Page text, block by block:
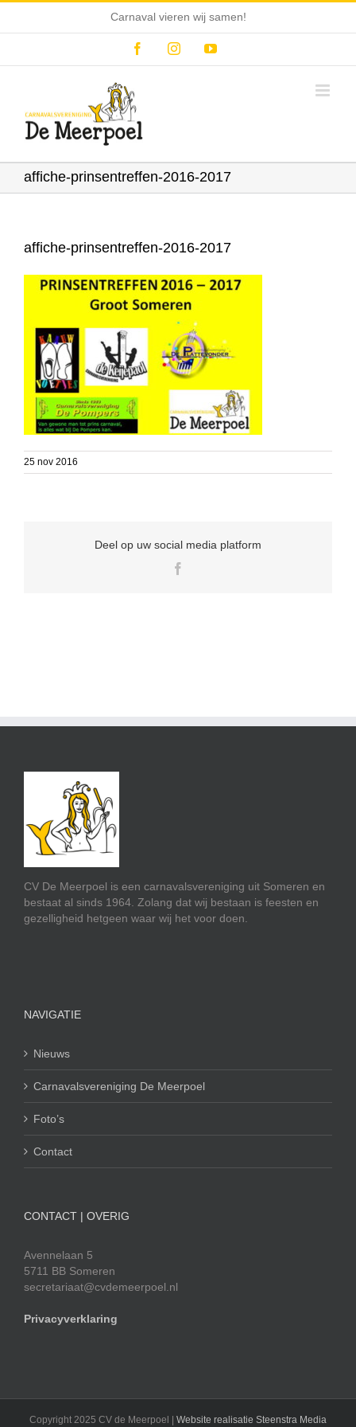
Carnaval vieren wij samen!
FacebookInstagramYouTube
affiche-prinsentreffen-2016-2017
affiche-prinsentreffen-2016-2017
25 nov 2016
Deel op uw social media platform
CV De Meerpoel is een carnavalsvereniging uit Someren en
bestaat al sinds 1964. Zolang dat wij bestaan is feesten en
gezelligheid hetgeen waar wij het voor doen.
NAVIGATIE
Nieuws
Carnavalsvereniging De Meerpoel
Foto’s
Contact
CONTACT | OVERIG
Avennelaan 5
5711 BB Someren
secretariaat@cvdemeerpoel.nl
Privacyverklaring
Copyright 2025 CV de Meerpoel | Website realisatie Steenstra Media